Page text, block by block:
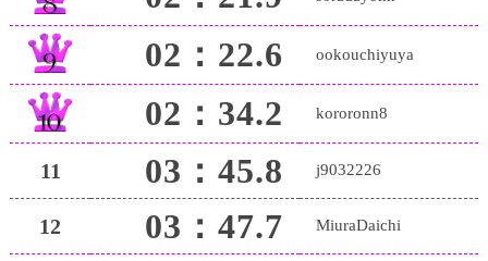
02：22.6 ookouchiyuya
02：34.2 kororonn8
11 03：45.8 j9032226
12 03：47.7 MiuraDaichi